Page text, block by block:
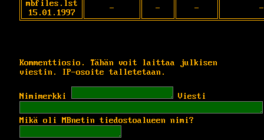
mbfiles.lst
15.01.1997
- - - -
Kommenttiosio. Tähän voit laittaa julkisen
viestin. IP-osoite talletetaan.
Nimimerkki Viesti
Mikä oli MBnetin tiedostoalueen nimi?